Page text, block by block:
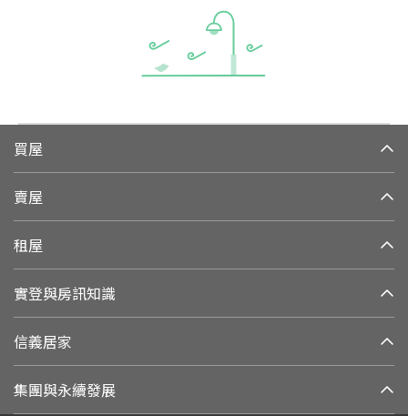
買屋
賣屋
租屋
實登與房訊知識
信義居家
集團與永續發展